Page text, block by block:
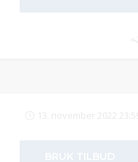
13. november 2022 23:59